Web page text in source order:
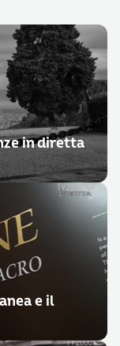
in diretta
e il